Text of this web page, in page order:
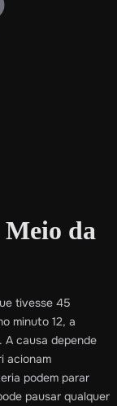
da
tivesse 45
minuto 12, a
A causa depende
acionam
podem parar
pausar qualquer